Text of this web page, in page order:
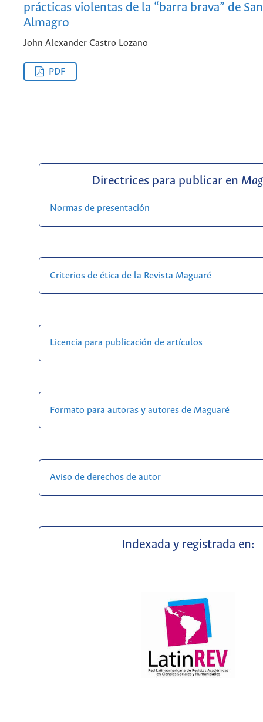
prácticas violentas de la “barra brava” de
Almagro
John Alexander Castro Lozano
PDF
Directrices para publicar en
Normas de presentación
Criterios de ética de la Revista Maguaré
Licencia para publicación de artículos
Formato para autoras y autores de Maguaré
Aviso de derechos de autor
Indexada y registrada en: